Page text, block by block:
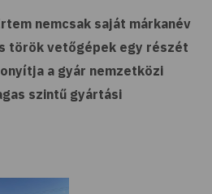
nemcsak saját márkanév
török vetőgépek egy részét
a gyár nemzetközi
szintű gyártási